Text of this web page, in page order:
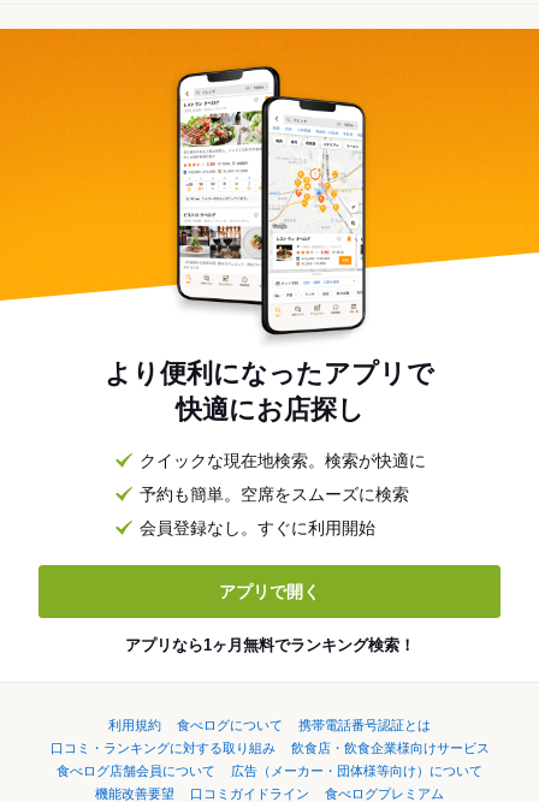
より便利になったアプリで
快適にお店探し
クイックな現在地検索。検索が快適に
予約も簡単。空席をスムーズに検索
会員登録なし。すぐに利用開始
アプリで開く
アプリなら1ヶ月無料でランキング検索！
利用規約 食べログについて
携帯電話番号認証とは
口コミ・ランキングに対する取り組み
飲食店・飲食企業様向けサービス
食べログ店舗会員について
広告（メーカー・団体様等向け）について
機能改善要望
口コミガイドライン
食べログプレミアム